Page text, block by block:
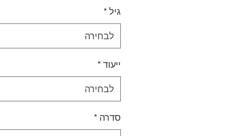
easily adjustable lock strap to keep
protection in place.
Good level of
גיל *
לבחירה
ייעוד *
לבחירה
סדרה *